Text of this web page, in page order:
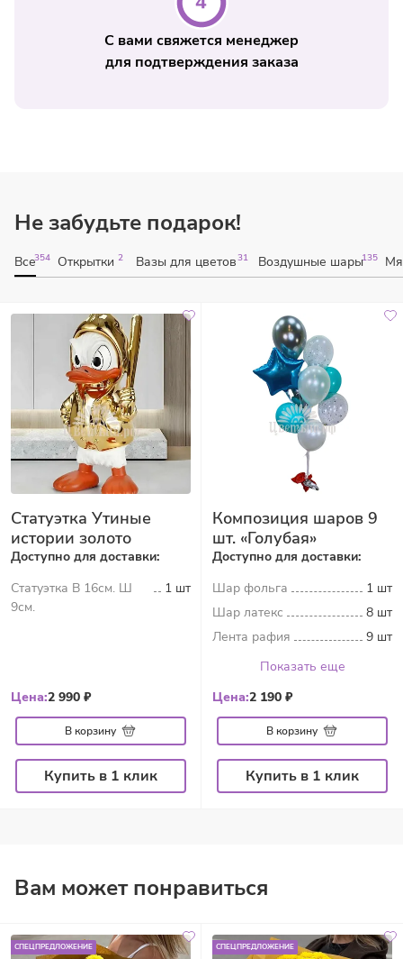
С вами свяжется менеджер
для подтверждения заказа
Не забудьте подарок!
Все354 Открытки 2 Вазы для цветов31 Воздушные шары135
Статуэтка Утиные
истории золото
Доступно для доставки:
Статуэтка В 16см. Ш
9см.
1 шт
Цена:2 990 ₽
В корзину
Купить в 1 клик
Композиция шаров 9
шт. «Голубая»
Доступно для доставки:
Шар фольга
1 шт
Шар латекс
8 шт
Лента рафия
9 шт
Показать еще
Цена:2 190 ₽
В корзину
Купить в 1 клик
Вам может понравиться
СПЕЦПРЕДЛОЖЕНИЕ СПЕЦПРЕДЛОЖЕНИЕ